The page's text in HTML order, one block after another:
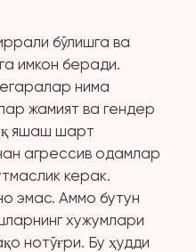
бўлишга ва
имкон беради.
нима
жамият ва гендер
яшаш шарт
агрессив одамлар
керак.
эмас. Аммо бутун
хужумлари
нотўғри. Бу ҳудди